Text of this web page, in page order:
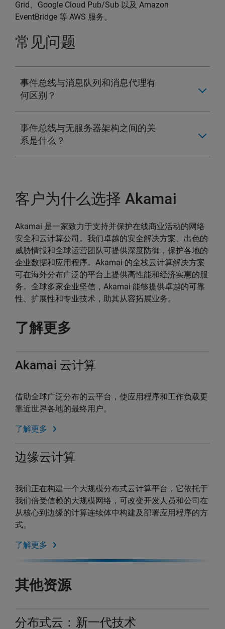
Grid、Google Cloud Pub/Sub 以及 Amazon
EventBridge 等 AWS 服务。
常见问题
事件总线与消息队列和消息代理有
何区别？
事件总线与无服务器架构之间的关
系是什么？
客户为什么选择 Akamai
Akamai 是一家致力于支持并保护在线商业活动的网络
安全和云计算公司。我们卓越的安全解决方案、出色的
威胁情报和全球运营团队可提供深度防御，保护各地的
企业数据和应用程序。Akamai 的全栈云计算解决方案
可在海外分布广泛的平台上提供高性能和经济实惠的服
务。全球多家企业坚信，Akamai 能够提供卓越的可靠
性、扩展性和专业技术，助其从容拓展业务。
了解更多
Akamai 云计算
借助全球广泛分布的云平台，使应用程序和工作负载更
靠近世界各地的最终用户。
了解更多
边缘云计算
我们正在构建一个大规模分布式云计算平台，它依托于
我们倍受信赖的大规模网络，可改变开发人员和公司在
从核心到边缘的计算连续体中构建及部署应用程序的方
式。
了解更多
其他资源
分布式云：新一代技术